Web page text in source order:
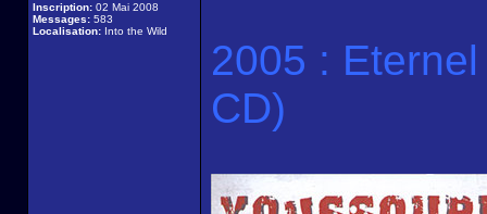
Inscription: 02 Mai 2008
Messages: 583
Localisation: Into the Wild
2005 :
CD)